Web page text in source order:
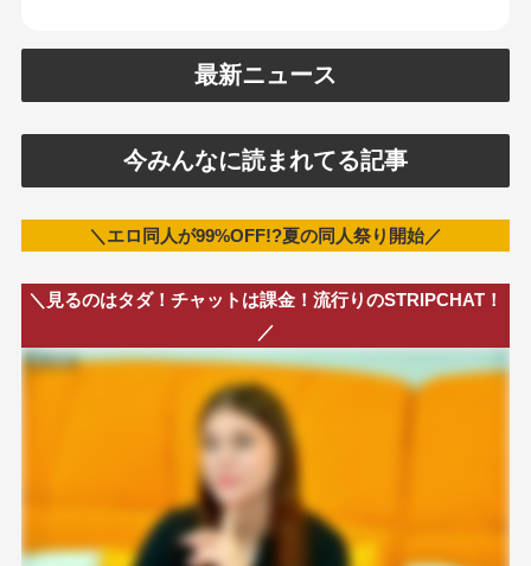
最新ニュース
今みんなに読まれてる記事
＼エロ同人が99%OFF!?夏の同人祭り開始／
＼見るのはタダ！チャットは課金！流行りのSTRIPCHAT！
／